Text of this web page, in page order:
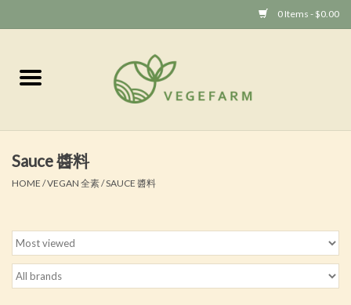
0 Items - $0.00
Home
Vegan 全素
Sauce 醬料
HOME /VEGAN 全素/SAUCE 醬料